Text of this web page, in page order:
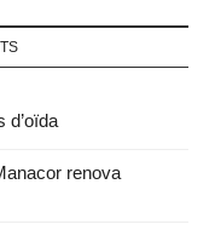
d’oïda
renova